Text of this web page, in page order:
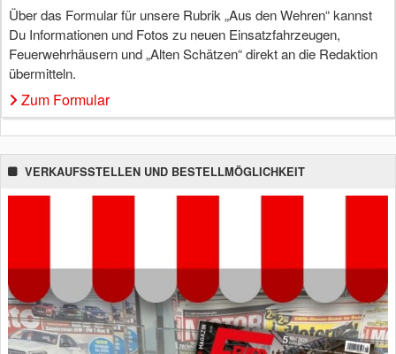
Über das Formular für unsere Rubrik „Aus den Wehren“ kannst
Du Informationen und Fotos zu neuen Einsatzfahrzeugen,
Feuerwehrhäusern und „Alten Schätzen“ direkt an die Redaktion
übermitteln.
Zum Formular
VERKAUFSSTELLEN UND BESTELLMÖGLICHKEIT